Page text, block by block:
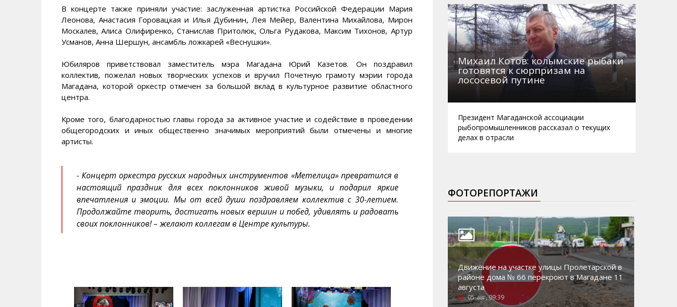
В концерте также приняли участие: заслуженная артистка Российской Федерации Мария
Леонова, Анастасия Горовацкая и Илья Дубинин, Лея Мейер, Валентина Михайлова, Мирон
Москалев, Алиса Олифиренко, Станислав Притолюк, Ольга Рудакова, Максим Тихонов, Артур
Усманов, Анна Шершун, ансамбль ложкарей «Веснушки».
Юбиляров приветствовал заместитель мэра Магадана Юрий Казетов. Он поздравил
коллектив, пожелал новых творческих успехов и вручил Почетную грамоту мэрии города
Магадана, которой оркестр отмечен за большой вклад в культурное развитие областного
центра.
Кроме того, благодарностью главы города за активное участие и содействие в проведении
общегородских и иных общественно значимых мероприятий были отмечены и многие
артисты.
- Концерт оркестра русских народных инструментов «Метелица» превратился в
настоящий праздник для всех поклонников живой музыки, и подарил яркие
впечатления и эмоции. Мы от всей души поздравляем коллектив с 30-летием.
Продолжайте творить, достигать новых вершин и побед, удивлять и радовать
своих поклонников! – желают коллегам в Центре культуры.
Михаил Котов: колымские рыбаки
готовятся к сюрпризам на
лососевой путине
Президент Магаданской ассоциации
рыбопромышленников рассказал о текущих
делах в отрасли
ФОТОРЕПОРТАЖИ
Движение на участке улицы Пролетарской в
районе дома № 66 перекроют в Магадане 11
августа
05-авг, 09:39